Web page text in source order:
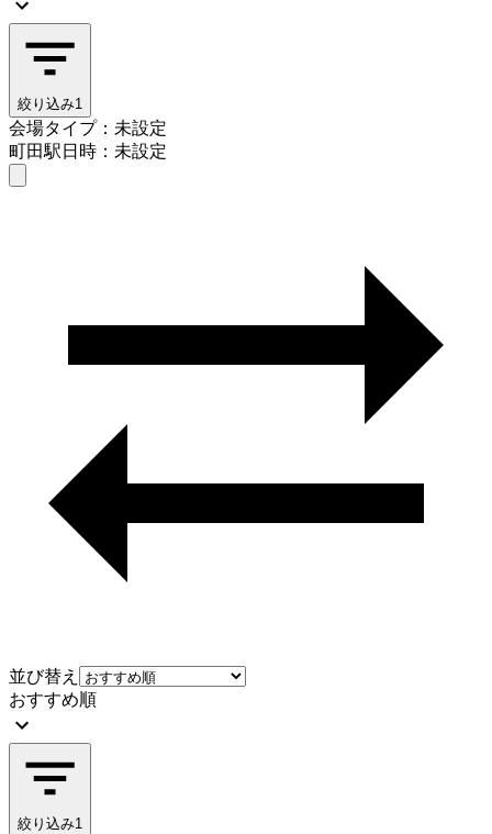
絞り込み1
会場タイプ：未設定
町田駅日時：未設定
並び替え
おすすめ順
絞り込み1